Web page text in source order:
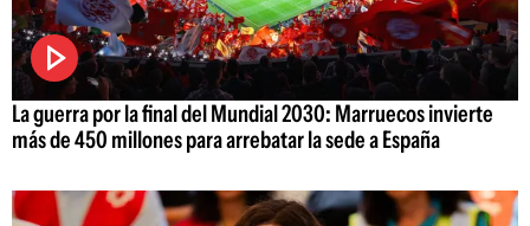
La guerra por la final del Mundial 2030: Marruecos invierte
más de 450 millones para arrebatar la sede a España